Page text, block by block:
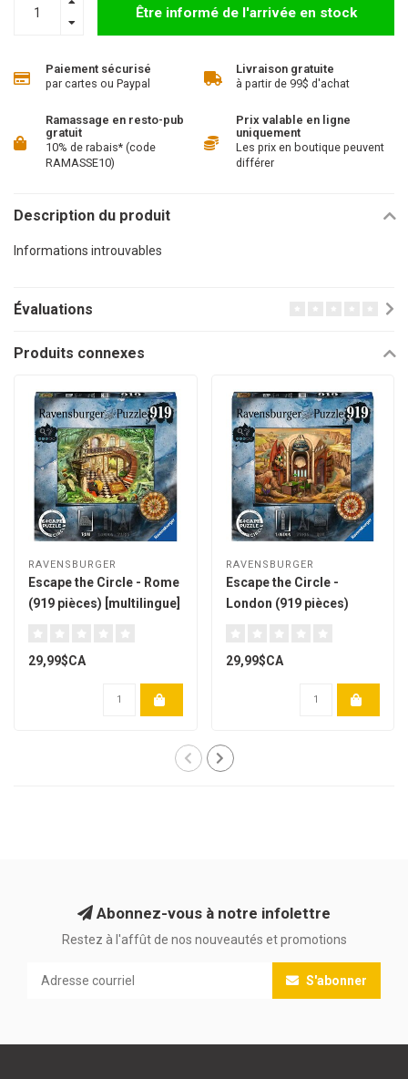
Être informé de l'arrivée en stock
Paiement sécurisé
par cartes ou Paypal
Livraison gratuite
à partir de 99$ d'achat
Ramassage en resto-pub
gratuit
10% de rabais* (code
RAMASSE10)
Prix valable en ligne
uniquement
Les prix en boutique peuvent
différer
Description du produit
Informations introuvables
Évaluations
Produits connexes
RAVENSBURGER
Escape the Circle - Rome
(919 pièces) [multilingue]
29,99$CA
RAVENSBURGER
Escape the Circle -
London (919 pièces)
29,99$CA
Abonnez-vous à notre infolettre
Restez à l'affût de nos nouveautés et promotions
S'abonner